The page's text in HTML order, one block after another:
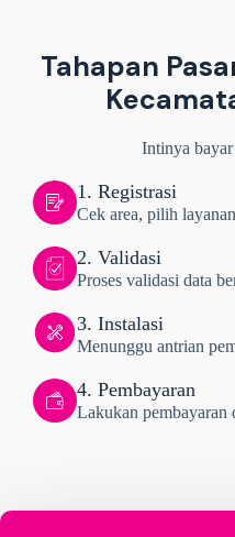
Tahapan
Intinya bayar
1. Registrasi
Cek area, pilih
2. Validasi
Proses validasi data
3. Instalasi
Menunggu antrian
4. Pembayaran
Lakukan